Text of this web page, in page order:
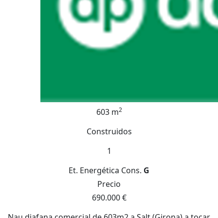
603 m2
Construidos
1
Et. Energética Cons. G
Precio
690.000 €